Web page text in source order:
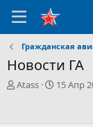
Гражданская
Новости ГА
А
Atass
Д15 Апр